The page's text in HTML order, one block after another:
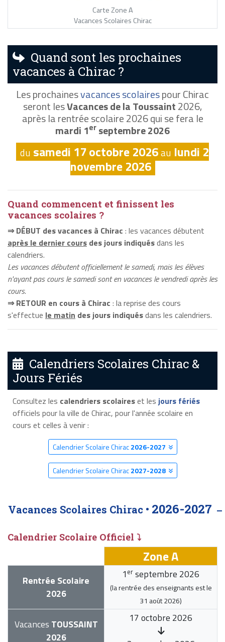
Carte Zone A
Vacances Scolaires Chirac
Quand sont les prochaines
vacances à Chirac ?
Les prochainesvacances scolairespour Chirac
seront lesVacances de la Toussaint2026,
après la rentrée scolaire 2026 qui se fera le
mardi 1er septembre 2026
du samedi 17 octobre 2026au lundi 2
novembre 2026
Quand commencent et finissent les
vacances scolaires ?
⇒ DÉBUT des vacances à Chirac : les vacances débutent
après le dernier cours des jours indiquésdans les
calendriers.
Les vacances débutent officiellement le samedi, mais les élèves
n'ayant pas cours le samedi sont en vacances le vendredi après les
cours.
⇒ RETOUR en cours à Chirac : la reprise des cours
s'effectue le matin des jours indiquésdans les calendriers.
Calendriers Scolaires Chirac &
Jours Fériés
Consultez les calendriers scolaireset les jours fériés
officiels pour la ville de Chirac, pour l'année scolaire en
cours et celles à venir :
Calendrier Scolaire Chirac2026-2027
Calendrier Scolaire Chirac2027-2028
Vacances Scolaires Chirac • 2026-2027
Calendrier Scolaire Officiel ⤵
Zone A
Rentrée Scolaire
2026
1 er septembre 2026
(la rentrée des enseignants est le
31 août 2026)
Vacances TOUSSAINT
2026
17 octobre 2026